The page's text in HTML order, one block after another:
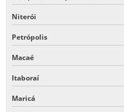
Niterói
Petrópolis
Macaé
Itaboraí
Maricá